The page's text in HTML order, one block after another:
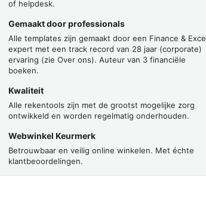
of helpdesk.
Gemaakt door professionals
Alle templates zijn gemaakt door een Finance &
expert met een track record van 28 jaar (corporate)
ervaring (zie Over ons). Auteur van 3 financiële
boeken.
Kwaliteit
Alle rekentools zijn met de grootst mogelijke zorg
ontwikkeld en worden regelmatig onderhouden.
Webwinkel Keurmerk
Betrouwbaar en veilig online winkelen. Met échte
klantbeoordelingen.